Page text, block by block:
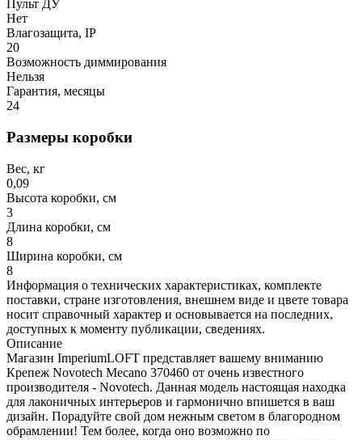
Пульт ДУ
Нет
Влагозащита, IP
20
Возможность диммирования
Нельзя
Гарантия, месяцы
24
Размеры коробки
Вес, кг
0,09
Высота коробки, см
3
Длина коробки, см
8
Ширина коробки, см
8
Информация о технических характеристиках, комплекте
поставки, стране изготовления, внешнем виде и цвете товара
носит справочный характер и основывается на последних,
доступных к моменту публикации, сведениях.
Описание
Магазин ImperiumLOFT представляет вашему вниманию
Крепеж Novotech Mecano 370460 от очень известного
производителя - Novotech. Данная модель настоящая находка
для лаконичных интерьеров и гармонично впишется в ваш
дизайн. Порадуйте свой дом нежным светом в благородном
обрамлении! Тем более, когда оно возможно по